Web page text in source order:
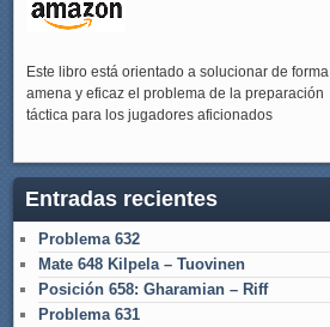
Este libro está orientado a solucionar de forma
amena y eficaz el problema de la preparación
táctica para los jugadores aficionados
Entradas recientes
Problema 632
Mate 648 Kilpela – Tuovinen
Posición 658: Gharamian – Riff
Problema 631